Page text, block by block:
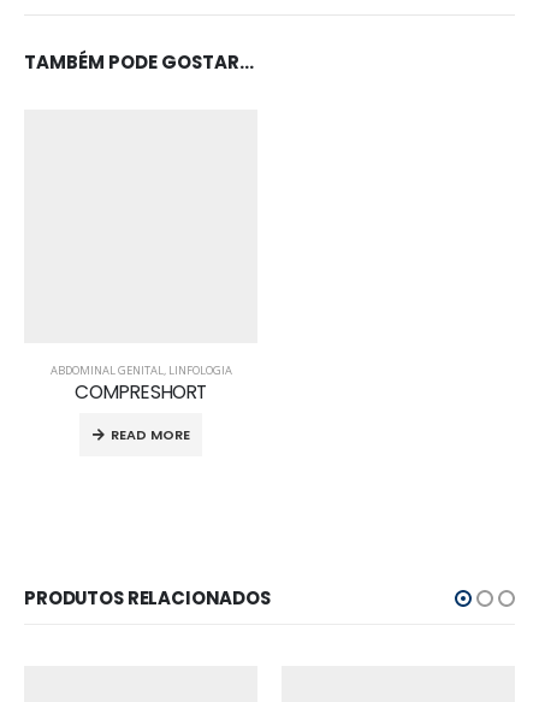
TAMBÉM PODE GOSTAR…
ABDOMINAL GENITAL, LINFOLOGIA
COMPRESHORT
READ MORE
PRODUTOS RELACIONADOS